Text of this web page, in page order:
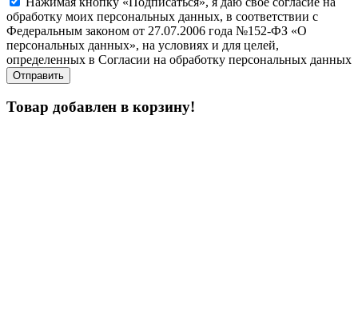
обработку моих персональных данных, в соответствии с
Федеральным законом от 27.07.2006 года №152-ФЗ «О
персональных данных», на условиях и для целей,
определенных в Согласии на обработку персональных данных
Товар добавлен в корзину!